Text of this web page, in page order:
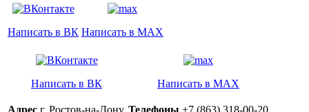
Написать в ВК Написать в MAX
Написать в ВК Написать в MAX
Адрес г. Ростов-на-Дону, Телефоны +7 (863) 318-00-20